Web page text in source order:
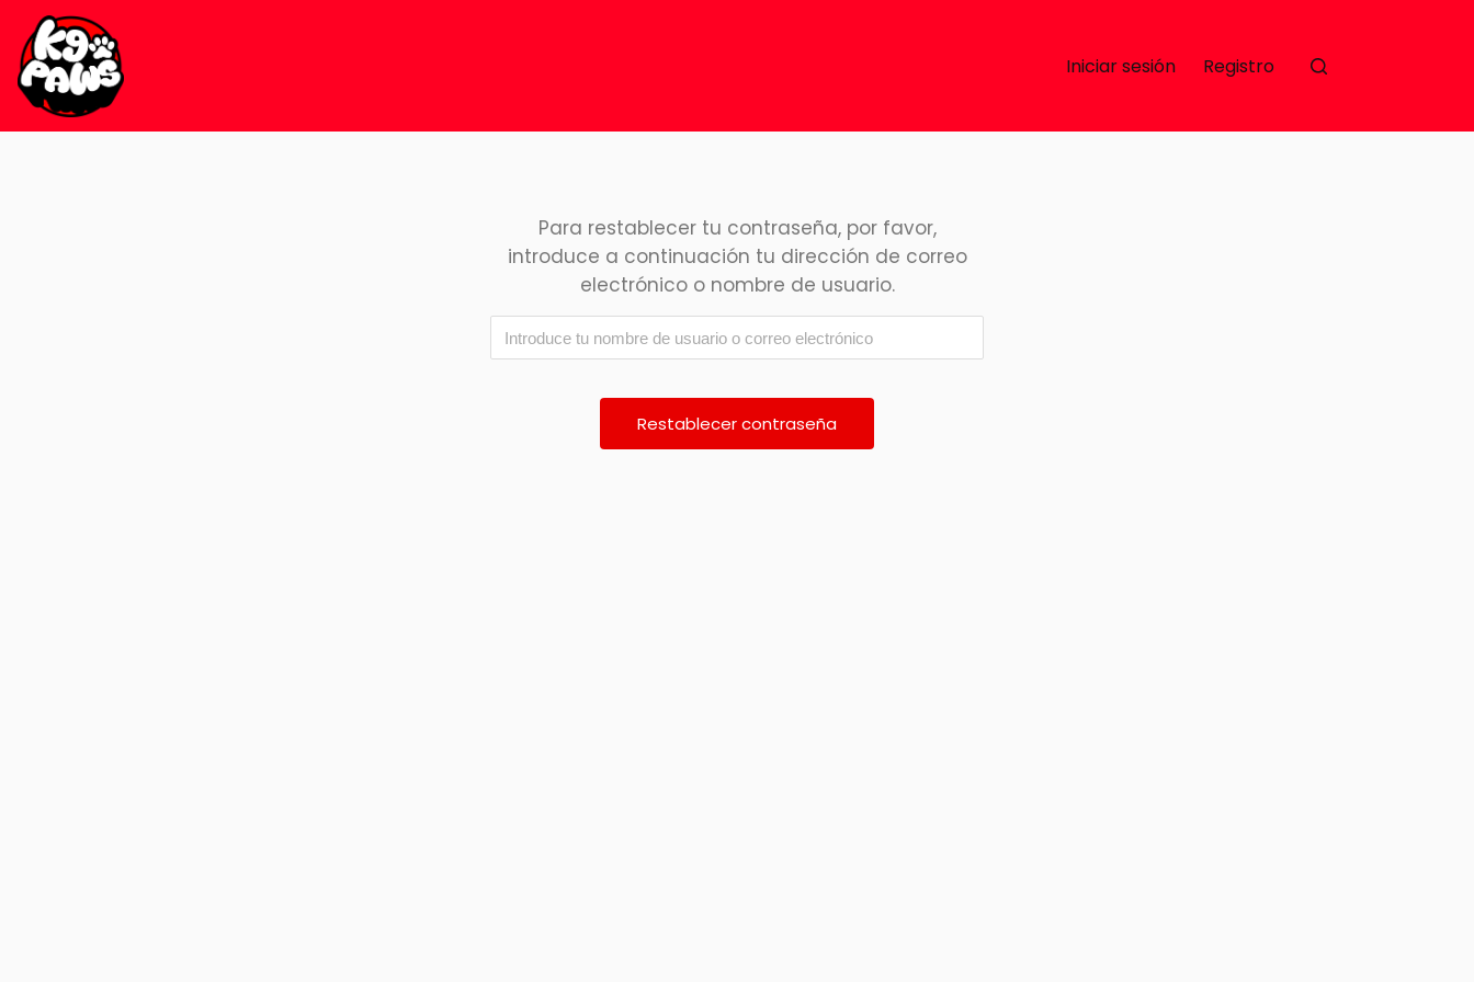
Iniciar sesión Registro
Para restablecer tu contraseña, por favor,
introduce a continuación tu dirección de correo
electrónico o nombre de usuario.